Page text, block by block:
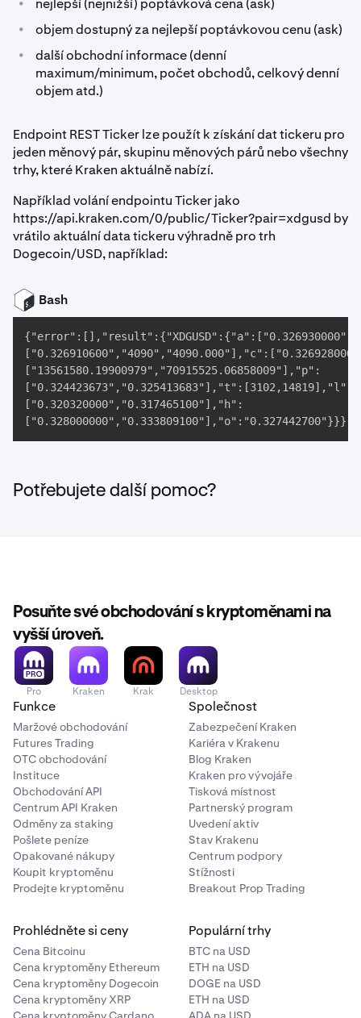
nejlepší (nejnižší) poptávková cena (ask)
• objem dostupný za nejlepší poptávkovou cenu (ask)
•
další obchodní informace (denní
maximum/minimum, počet obchodů, celkový denní
objem atd.)
Endpoint REST Ticker lze použít k získání dat tickeru pro
jeden měnový pár, skupinu měnových párů nebo všechny
trhy, které Kraken aktuálně nabízí.
Například volání endpointu Ticker jako
https://api.kraken.com/0/public/Ticker?pair=xdgusd by
vrátilo aktuální data tickeru výhradně pro trh
Dogecoin/USD, například:
Bash
["13561580.19900979","70915525.06858009"],"p":
["0.324423673","0.325413683"],"t":[3102,14819],"l":
["0.320320000","0.317465100"],"h":
["0.328000000","0.333809100"],"o":"0.327442700"}}} whereas
Potřebujete další pomoc?
Posuňte své obchodování s kryptoměnami na
vyšší úroveň.
Pro Kraken Krak Desktop
Funkce
Maržové obchodování
Futures Trading
OTC obchodování
Instituce
Obchodování API
Centrum API Kraken
Odměny za staking
Pošlete peníze
Opakované nákupy
Koupit kryptoměnu
Prodejte kryptoměnu
Společnost
Zabezpečení Kraken
Kariéra v Krakenu
Blog Kraken
Kraken pro vývojáře
Tisková místnost
Partnerský program
Uvedení aktiv
Stav Krakenu
Centrum podpory
Stížnosti
Breakout Prop Trading
Prohlédněte si ceny
Cena Bitcoinu
Cena kryptoměny Ethereum
Cena kryptoměny Dogecoin
Cena kryptoměny XRP
Populární trhy
BTC na USD
ETH na USD
DOGE na USD
ETH na USD